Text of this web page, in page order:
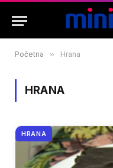
Početna » Hrana
HRANA
HRANA